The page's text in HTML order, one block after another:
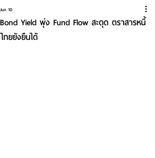
Bond Yield พุ่ง Fund Flow สะดุด ตราสารหนี้
ไทยยังยืนได้
Jun 10